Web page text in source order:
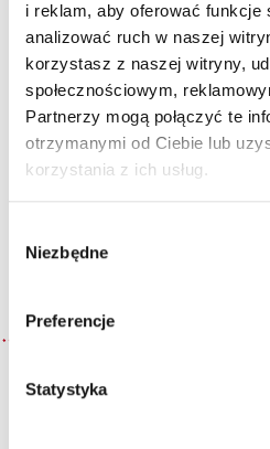
i reklam, aby oferować funkcje
analizować ruch w naszej
korzystasz z naszej witryny,
społecznościowym,
Partnerzy mogą połączyć te
otrzymanymi od Ciebie lub
korzystania z ich usług.
zgody
Niezbędne
Preferencje
Statystyka